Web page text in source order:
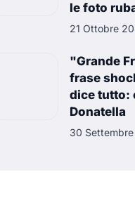
le foto
21 Ottobre
"Grande
frase
dice tutto:
Donatella
30